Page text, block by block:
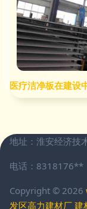
医疗洁净板在建设
地址：淮安经济技
电话：8318176**
Copyright © 2026
发区高力建材厂 建